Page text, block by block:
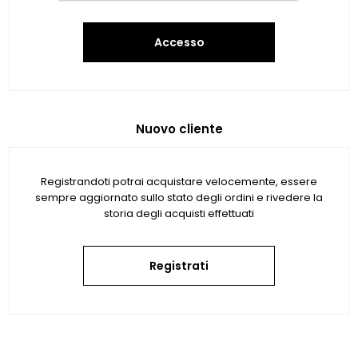
Nuovo cliente
Registrandoti potrai acquistare velocemente, essere
sempre aggiornato sullo stato degli ordini e rivedere la
storia degli acquisti effettuati
Registrati
Accesso